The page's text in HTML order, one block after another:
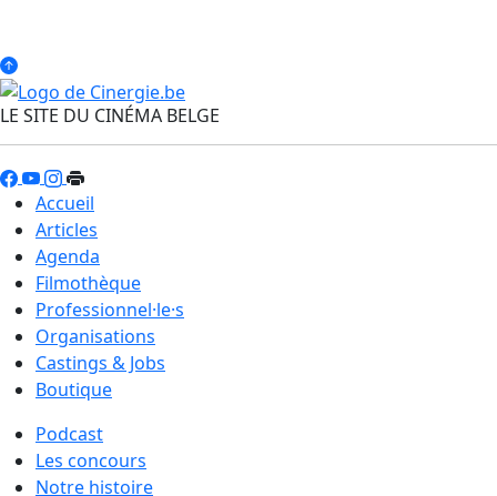
LE SITE DU CINÉMA BELGE
Accueil
Articles
Agenda
Filmothèque
Professionnel·le·s
Organisations
Castings & Jobs
Boutique
Podcast
Les concours
Notre histoire